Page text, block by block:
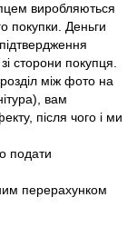
виробляються
покупки. Деньги
сторони покупця.
між фото на
вам
після чого і ми
подати
перерахунком